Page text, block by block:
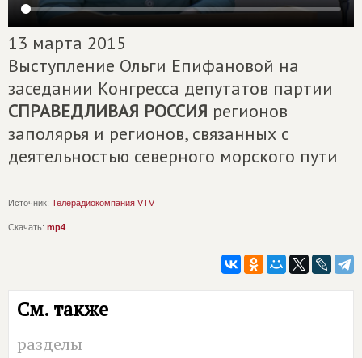
13 марта 2015
Выступление Ольги Епифановой на
заседании Конгресса депутатов партии
СПРАВЕДЛИВАЯ РОССИЯ регионов
заполярья и регионов, связанных с
деятельностью северного морского пути
Источник: Телерадиокомпания VTV
Скачать: mp4
См. также
разделы